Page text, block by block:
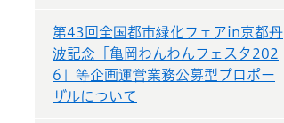
第43回全国都市緑化フェアin京都丹
波記念「亀岡わんわんフェスタ202
6」等企画運営業務公募型プロポー
ザルについて